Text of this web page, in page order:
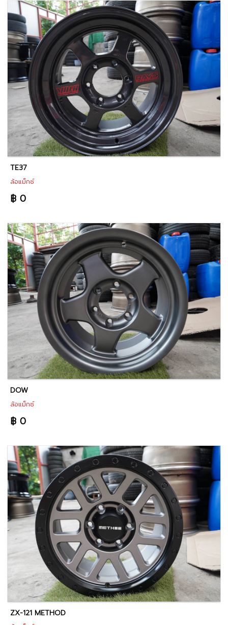
TE37
ล้อแม็กซ์
฿ 0
DOW
ล้อแม็กซ์
฿ 0
ZX-121 METHOD